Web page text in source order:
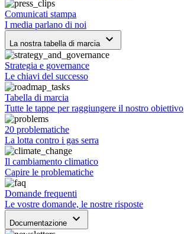
Comunicati stampa
I media parlano di noi
La nostra tabella di marcia keyboard_arrow_down
Strategia e governance
Le chiavi del successo
Tabella di marcia
Tutte le tappe per raggiungere il nostro obiettivo
20 problematiche
La lotta contro i gas serra
Il cambiamento climatico
Capire le problematiche
Domande frequenti
Le vostre domande, le nostre risposte
Documentazione keyboard_arrow_down